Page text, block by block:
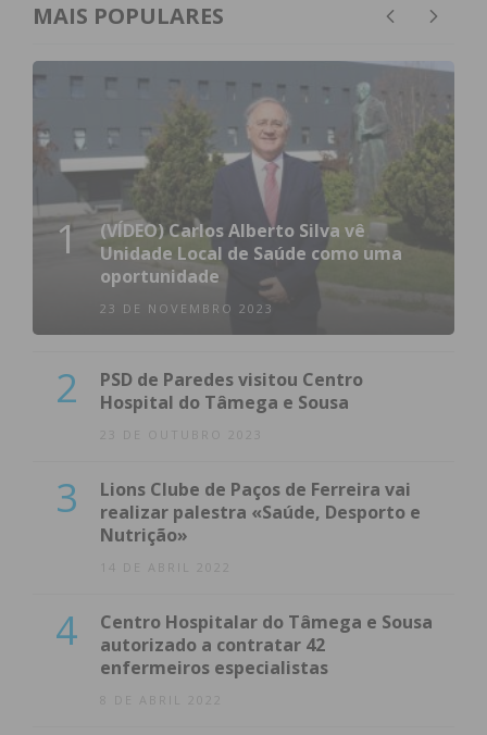
MAIS POPULARES
1
(VÍDEO) Carlos Alberto Silva vê
Unidade Local de Saúde como uma
oportunidade
23 DE NOVEMBRO 2023
2
PSD de Paredes visitou Centro
Hospital do Tâmega e Sousa
23 DE OUTUBRO 2023
3
Lions Clube de Paços de Ferreira vai
realizar palestra «Saúde, Desporto e
Nutrição»
14 DE ABRIL 2022
4
Centro Hospitalar do Tâmega e Sousa
autorizado a contratar 42
enfermeiros especialistas
8 DE ABRIL 2022